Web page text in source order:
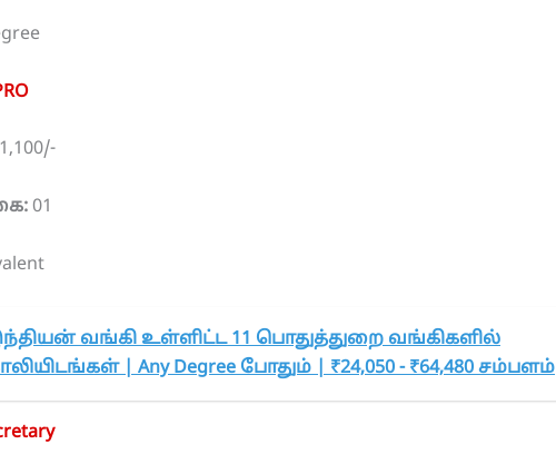
01
வங்கி உள்ளிட்ட 11 பொதுத்துறை வங்கிகளில்
| Any Degree போதும் | ₹24,050 - ₹64,480 சம்பளம்